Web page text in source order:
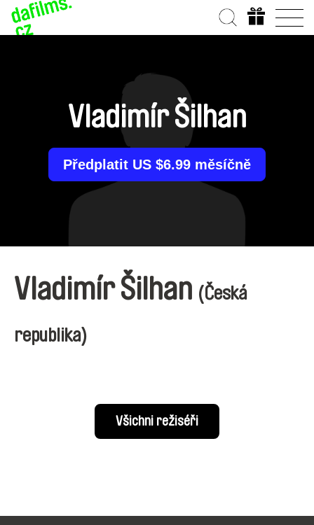
Vladimír Šilhan
Předplatit US $6.99 měsíčně
Vladimír Šilhan (Česká
republika)
Všichni režiséři